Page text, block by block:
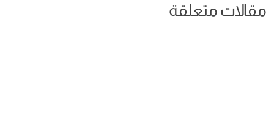
مقالات متعلقة